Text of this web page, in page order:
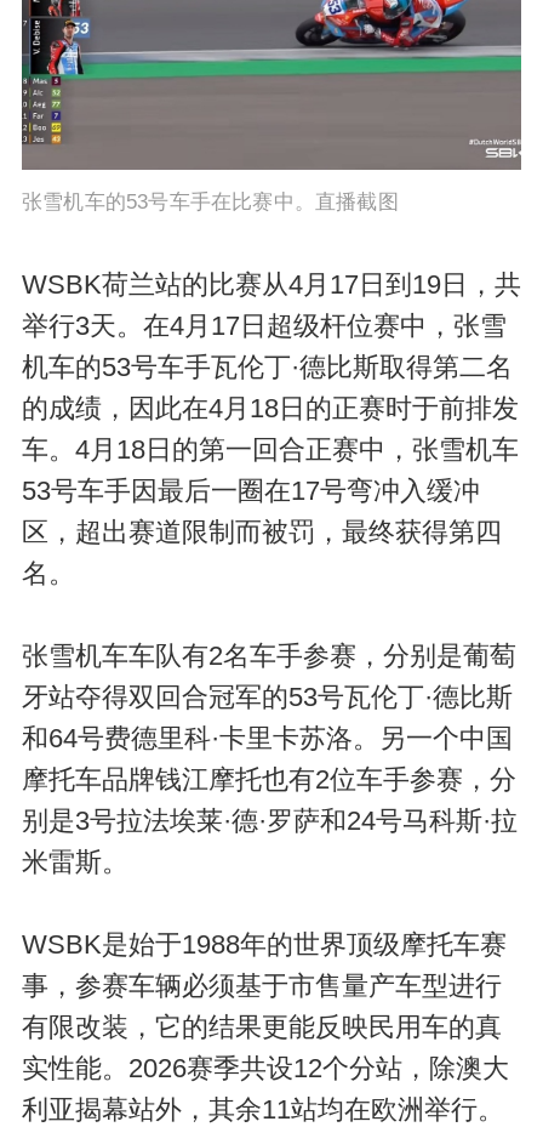
张雪机车的53号车手在比赛中。直播截图
WSBK荷兰站的比赛从4月17日到19日，共
举行3天。在4月17日超级杆位赛中，张雪
机车的53号车手瓦伦丁·德比斯取得第二名
的成绩，因此在4月18日的正赛时于前排发
车。4月18日的第一回合正赛中，张雪机车
53号车手因最后一圈在17号弯冲入缓冲
区，超出赛道限制而被罚，最终获得第四
名。
张雪机车车队有2名车手参赛，分别是葡萄
牙站夺得双回合冠军的53号瓦伦丁·德比斯
和64号费德里科·卡里卡苏洛。另一个中国
摩托车品牌钱江摩托也有2位车手参赛，分
别是3号拉法埃莱·德·罗萨和24号马科斯·拉
米雷斯。
WSBK是始于1988年的世界顶级摩托车赛
事，参赛车辆必须基于市售量产车型进行
有限改装，它的结果更能反映民用车的真
实性能。2026赛季共设12个分站，除澳大
利亚揭幕站外，其余11站均在欧洲举行。